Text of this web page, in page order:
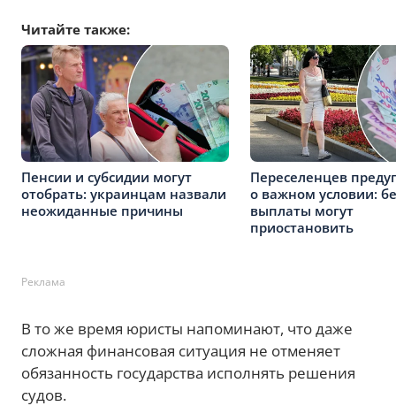
Читайте также:
Пенсии и субсидии могут
отобрать: украинцам назвали
неожиданные причины
Переселенцев
о важном условии:
выплаты могут
приостановить
Реклама
В то же время юристы напоминают, что даже
сложная финансовая ситуация не отменяет
обязанность государства исполнять решения
судов.